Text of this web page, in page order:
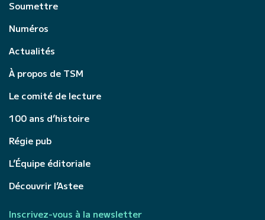
Soumettre
Numéros
Actualités
À propos de TSM
Le comité de lecture
100 ans d’histoire
Régie pub
L’Équipe éditoriale
Découvrir l’Astee
Inscrivez-vous à la newsletter